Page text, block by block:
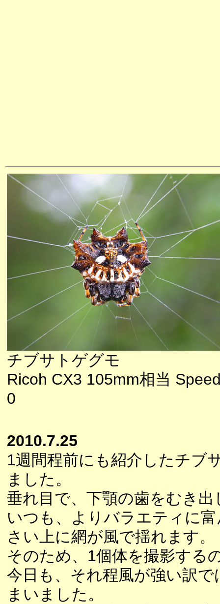
チブサトゲグモ
Ricoh CX3 105mm相当
0
2010.7.25
1週間程前にも紹介したチブ
ました。
垂れ目で、下顎の歯をむき
いつも、よりバラエティに
さい上に網が風で揺れます。
そのため、1個体を撮影する
今日も、それ程風が強い訳
まいました。